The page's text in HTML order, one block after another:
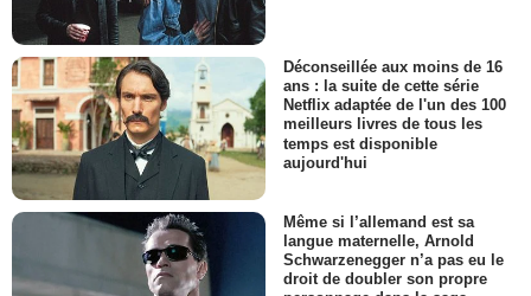
Déconseillée aux moins de 16
ans : la suite de cette série
Netflix adaptée de l'un des 100
meilleurs livres de tous les
temps est disponible
aujourd'hui
Même si l’allemand est sa
langue maternelle, Arnold
Schwarzenegger n’a pas eu le
droit de doubler son propre